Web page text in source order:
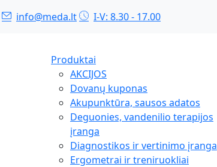
info@meda.lt I-V: 8.30 - 17.00
Produktai
AKCIJOS
Dovanų kuponas
Akupunktūra, sausos adatos
Deguonies, vandenilio terapijos
įranga
Diagnostikos ir vertinimo įranga
Ergometrai ir treniruokliai